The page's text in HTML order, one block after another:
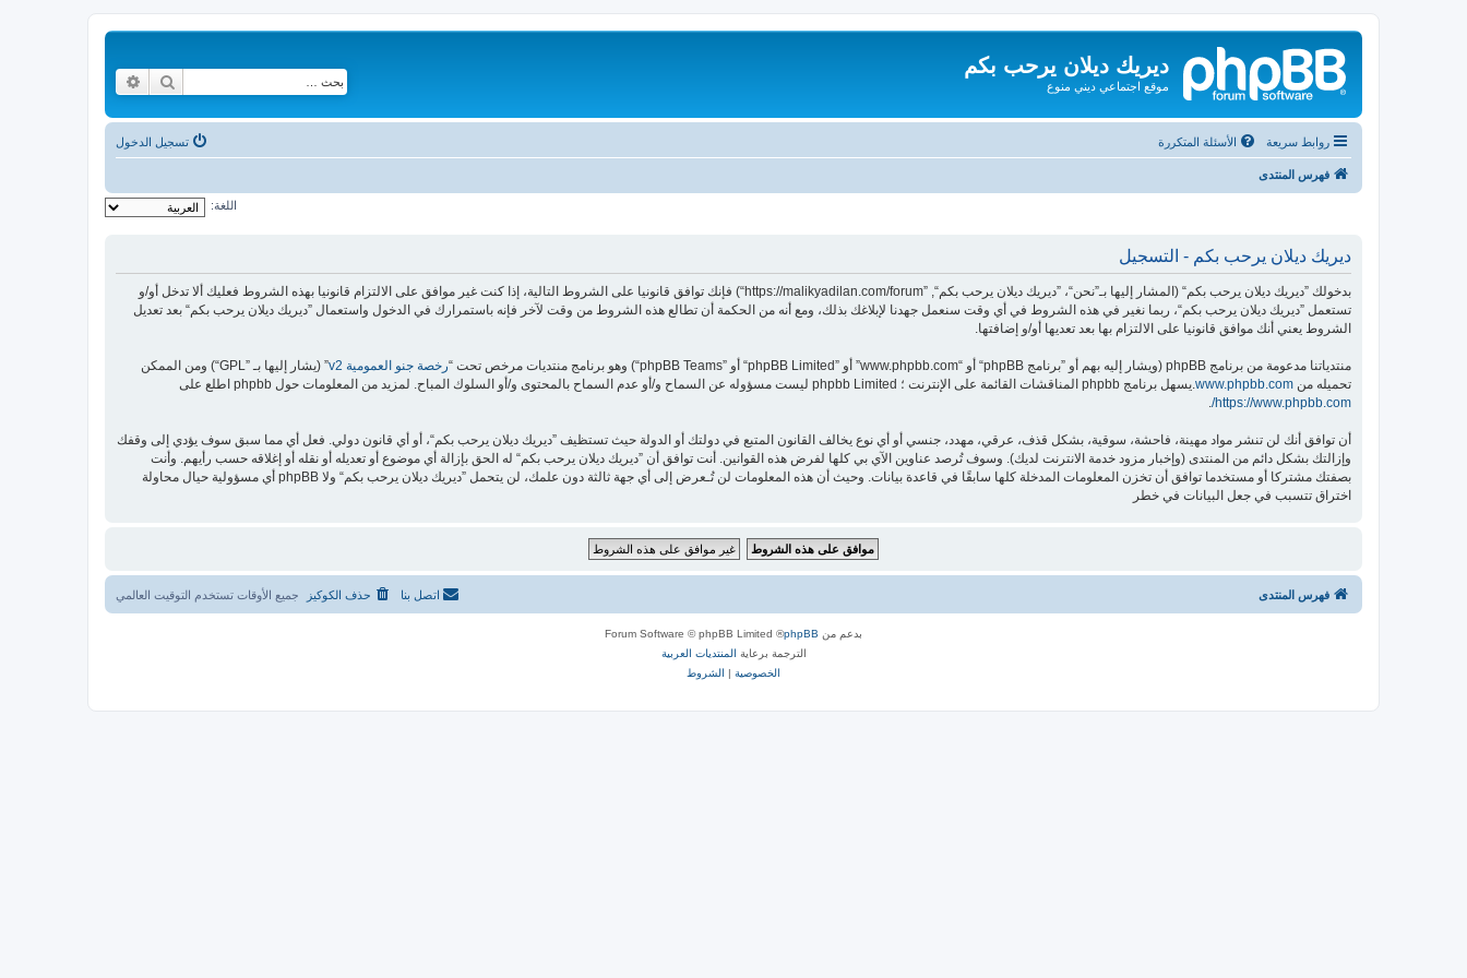
ديريك ديلان يرحب بكم
موقع اجتماعي ديني منوع بحث
روابط سريعة الأسئلة المتكررة تسجيل الدخول
فهرس المنتدى
اللغة:
ديريك ديلان يرحب بكم - التسجيل
بدخولك ”ديريك ديلان يرحب بكم“ (المشار إليها بـ”نحن“، ”ديريك ديلان يرحب بكم“, ”https://malikyadilan.com/forum“) فإنك توافق قانونيا على الشروط التالية، إذا كنت غير موافق على الالتزام قانونيا بهذه الشروط فعليك ألا تدخل أو/و
تستعمل ”ديريك ديلان يرحب بكم“، ربما نغير في هذه الشروط في أي وقت سنعمل جهدنا لإبلاغك بذلك، ومع أنه من الحكمة أن تطالع هذه الشروط من وقت لآخر فإنه باستمرارك في الدخول واستعمال ”ديريك ديلان يرحب بكم“ بعد تعديل
الشروط يعني أنك موافق قانونيا على الالتزام بها بعد تعديها أو/و إضافتها.
منتدياتنا مدعومة من برنامج phpBB (ويشار إليه بهم أو ”برنامج phpBB“ أو “www.phpbb.com” أو ”phpBB Limited“ أو ”phpBB Teams“) وهو برنامج منتديات مرخص تحت “ رخصة جنو العمومية v2
” (يشار إليها بـ ”GPL“) ومن الممكن
تحميله من www.phpbb.com.يسهل برنامج phpbb المناقشات القائمة على الإنترنت ؛ phpbb Limited ليست مسؤوله عن السماح و/أو عدم السماح بالمحتوى و/أو السلوك المباح. لمزيد من المعلومات حول phpbb اطلع على
https://www.phpbb.com/
.
أن توافق أنك لن تنشر مواد مهينة، فاحشة، سوقية، بشكل قذف، عرقي، مهدد، جنسي أو أي نوع يخالف القانون المتبع في دولتك أو الدولة حيث تستظيف ”ديريك ديلان يرحب بكم“، أو أي قانون دولي. فعل أي مما سبق سوف يؤدي إلى وقفك
وإزالتك بشكل دائم من المنتدى (وإخبار مزود خدمة الانترنت لديك). وسوف تُرصد عناوين الآي بي كلها لفرض هذه القوانين. أنت توافق أن ”ديريك ديلان يرحب بكم“ له الحق بإزالة أي موضوع أو تعديله أو نقله أو إغلاقه حسب رأيهم. وأنت
بصفتك مشتركا أو مستخدما توافق أن تخزن المعلومات المدخلة كلها سابقًا في قاعدة بيانات. وحيث أن هذه المعلومات لن تُـعرض إلى أي جهة ثالثة دون علمك، لن يتحمل ”ديريك ديلان يرحب بكم“ ولا phpBB أي مسؤولية حيال محاولة
اختراق تتسبب في جعل البيانات في خطر
فهرس المنتدى جميع الأوقات تستخدم التوقيت العالمي حذف الكوكيز اتصل بنا
بدعم من phpBB
® Forum Software © phpBB Limited
الترجمة برعاية المنتديات العربية
الخصوصية | الشروط